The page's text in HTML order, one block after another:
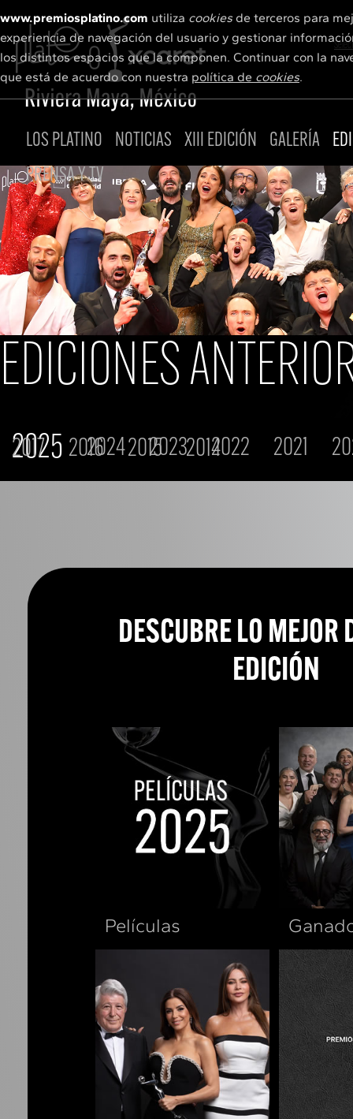
www.premiosplatino.com utiliza cookiesde terceros para
experiencia de navegación del usuario y gestionar
los distintos espacios que la componen. Continuar con la
que está de acuerdo con nuestra política de cookies.
LOS PLATINO
El Premio Bases Premios de honor Jurado Equipo
NOTICIAS XIII EDICIÓN
Sede Cartel Spot presentación Todas las películas Preseleccionadas
Shortlist Nominados Ganadores
GALERÍA
Momentos especiales Fotos y vídeos
PRENSA Y TV
Newsletter Notas de prensa Acreditaciones Recursos y kits de prensa
Agencias de prensa asociadas Retransmisión TVs
EDICIONES
2025 2024 2023 2022 2021
2017 2016 2015 2014
DESCUBRE LO MEJOR
EDICIÓN
Películas